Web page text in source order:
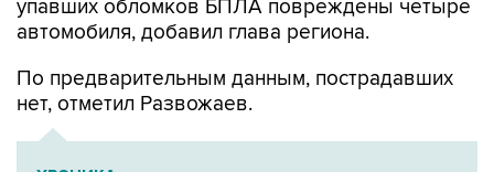
По предварительным данным, пострадавших
ХРОНИКА
Военная операция на Украине